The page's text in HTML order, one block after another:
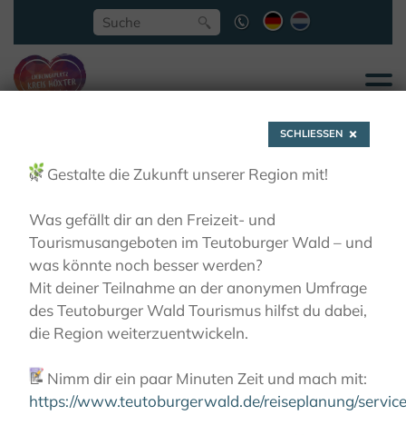
Bogenschiessen
AKTIVITÄTEN BOGENSCHIESSEN
SCHLIESSEN
🌿 Gestalte die Zukunft unserer Region mit!
Was gefällt dir an den Freizeit- und
Tourismusangeboten im Teutoburger Wald – und
was könnte noch besser werden?
Mit deiner Teilnahme an der anonymen Umfrage
des Teutoburger Wald Tourismus hilfst du dabei,
die Region weiterzuentwickeln.
📝 Nimm dir ein paar Minuten Zeit und mach mit:
https://www.teutoburgerwald.de/reiseplanung/